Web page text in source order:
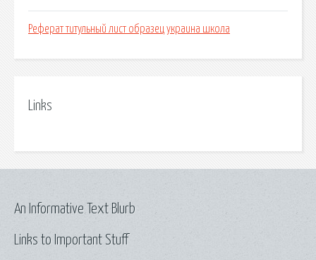
Реферат титульный лист образец украина школа
Links
Links to Important Stuff
An Informative Text Blurb